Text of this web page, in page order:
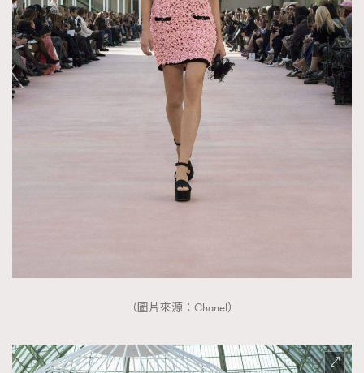
（圖片來源：Chanel）